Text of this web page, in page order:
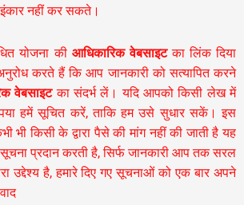
नहीं कर सकते।
योजना की आधिकारिक वेबसाइटका लिंक दिया
करते हैं कि आप जानकारी को सत्यापित करने
वेबसाइटका संदर्भ लें। यदि आपको किसी लेख में
हमें सूचित करें, ताकि हम उसे सुधार सकें। इस
भी किसी के द्वारा पैसे की मांग नहीं की जाती है यह
प्रदान करती है,सिर्फ जानकारी आप तक सरल
उद्देश्य है, हमारे दिए गए सूचनाओं को एक बार अपने